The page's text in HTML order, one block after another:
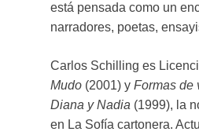
está pensada como un
narradores, poetas,
Carlos Schilling es
Mudo (2001) y Formas de
Diana y Nadia (1999), la
en La Sofía cartonera.